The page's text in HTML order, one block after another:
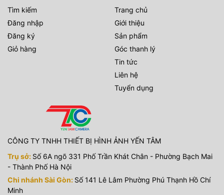
Máy ảnh Sony A7C II – Sản xuất video hiệu quả
Công nghệ biến tầm nhìn sáng tạo của bạn thành hiện
thực
Sony A7C II cho phép bạn quay video chất lượng cao mọi
Tìm kiếm
Đăng nhập
Đăng ký
Giỏ hàng
Trang chủ
Giới thiệu
Sản phẩm
Góc thanh lý
Tin tức
Liên hệ
Tuyển dụng
CÔNG TY TNHH THIẾT BỊ HÌNH ẢNH YẾN TÂM
Trụ sở: Số 6A ngõ 331 Phố Trần Khát Chân - Phường Bạch Mai
- Thành Phố Hà Nội
Chi nhánh Sài Gòn: Số 141 Lê Lâm Phường Phú Thạnh Hồ Chí
Minh